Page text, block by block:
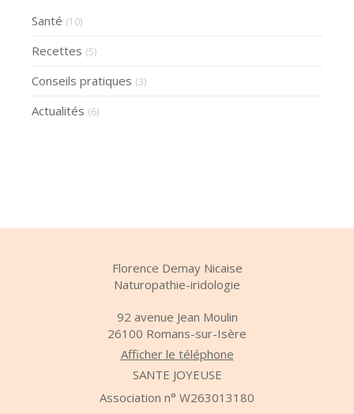
Santé (10)
Recettes (5)
Conseils pratiques (3)
Actualités (6)
Florence Demay Nicaise
Naturopathie-iridologie
92 avenue Jean Moulin
26100 Romans-sur-Isère
Afficher le téléphone
SANTE JOYEUSE
Association n° W263013180